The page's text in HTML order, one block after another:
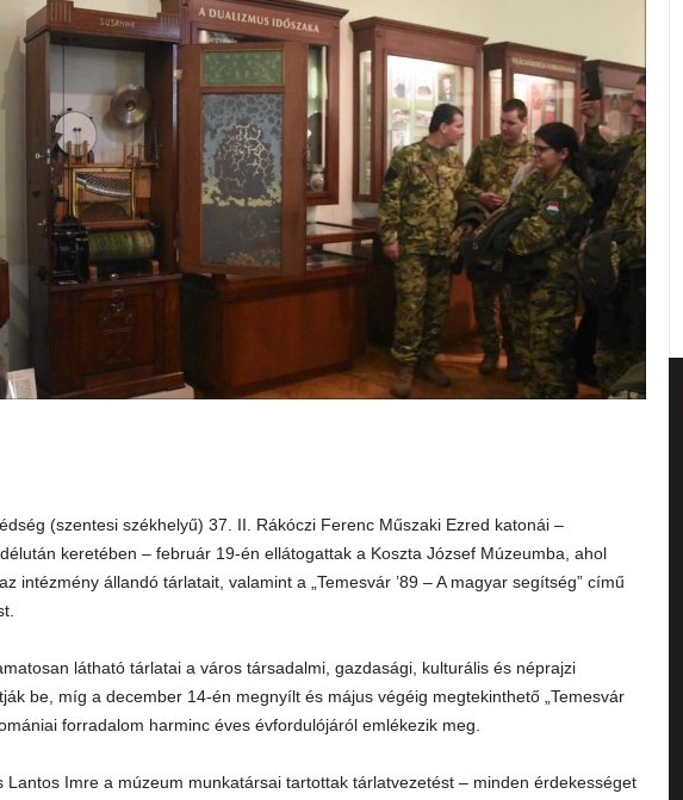
(szentesi székhelyű) 37. II. Rákóczi Ferenc Műszaki Ezred katonái –
keretében – február 19-én ellátogattak a Koszta József Múzeumba, ahol
intézmény állandó tárlatait, valamint a „Temesvár ’89 – A magyar segítség” című
látható tárlatai a város társadalmi, gazdasági, kulturális és néprajzi
be, míg a december 14-én megnyílt és május végéig megtekinthető „Temesvár
forradalom harminc éves évfordulójáról emlékezik meg.
Lantos Imre a múzeum munkatársai tartottak tárlatvezetést – minden érdekességet